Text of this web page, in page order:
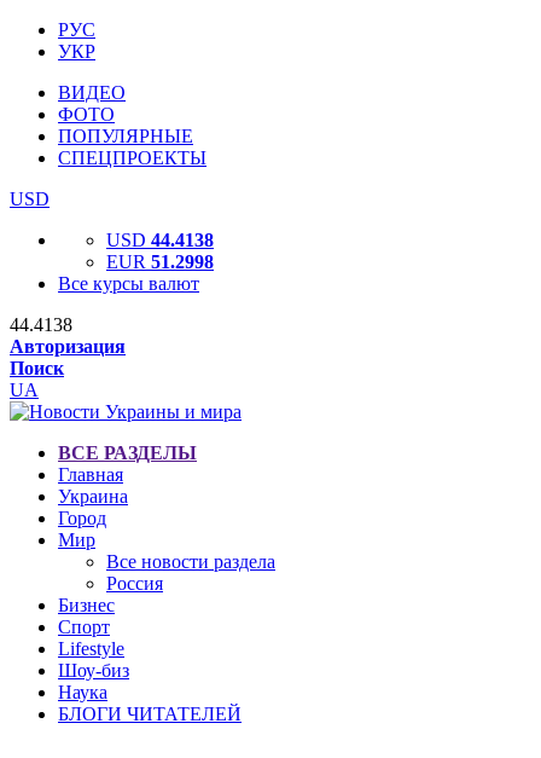
РУС
УКР
ВИДЕО
ФОТО
ПОПУЛЯРНЫЕ
СПЕЦПРОЕКТЫ
USD
USD 44.4138
EUR 51.2998
Все курсы валют
44.4138
Авторизация
Поиск
UA
ВСЕ РАЗДЕЛЫ
Главная
Украина
Город
Мир
Все новости раздела
Россия
Бизнес
Спорт
Lifestyle
Шоу-биз
Наука
БЛОГИ ЧИТАТЕЛЕЙ